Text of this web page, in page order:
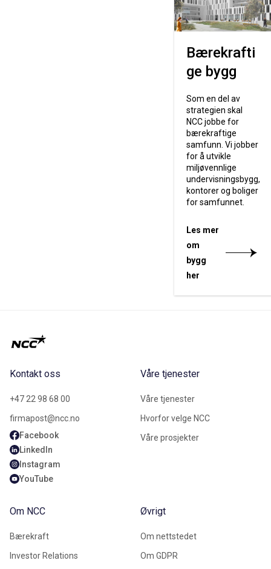
Bærekrafti
ge bygg
Som en del av
strategien skal
NCC jobbe for
bærekraftige
samfunn. Vi jobber
for å utvikle
miljøvennlige
undervisningsbygg,
kontorer og boliger
for samfunnet.
Les mer
om
bygg
her
Kontakt oss
+47 22 98 68 00
firmapost@ncc.no
Facebook
LinkedIn
Instagram
YouTube
Våre tjenester
Våre tjenester
Hvorfor velge NCC
Våre prosjekter
Om NCC
Bærekraft
Investor Relations
Øvrigt
Om nettstedet
Om GDPR